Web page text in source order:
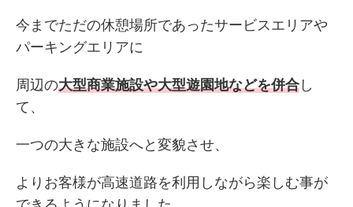
今までただの休憩場所であったサービスエリアや
パーキングエリアに
周辺の大型商業施設や大型遊園地などを併合 し
て、
一つの大きな施設へと変貌させ、
よりお客様が高速道路を利用しながら楽しむ事が